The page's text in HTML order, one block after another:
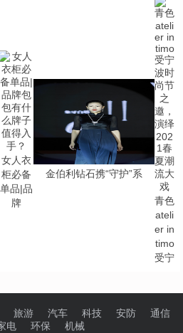
女人衣
柜必备
单品|品
牌
金伯利钻石携“守护”系
青色
ateli
er in
timo
受宁
旅游 汽车 科技 安防
通信
电 环保 机械